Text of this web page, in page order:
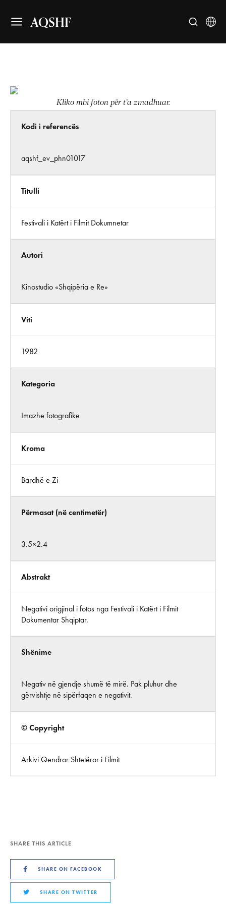
AQSHF
Kliko mbi foton për t’a zmadhuar.
Kodi i referencës
aqshf_ev_phn01017
Titulli
Festivali i Katërt i Filmit Dokumnetar
Autori
Kinostudio «Shqipëria e Re»
Viti
1982
Kategoria
Imazhe fotografike
Kroma
Bardhë e Zi
Përmasat (në centimetër)
3.5×2.4
Abstrakt
Negativi origjinal i fotos nga Festivali i Katërt i Filmit
Dokumentar Shqiptar.
Shënime
Negativ në gjendje shumë të mirë. Pak pluhur dhe
gërvishtje në sipërfaqen e negativit.
© Copyright
Arkivi Qendror Shtetëror i Filmit
SHARE THIS ARTICLE
SHARE ON FACEBOOK
SHARE ON TWITTER